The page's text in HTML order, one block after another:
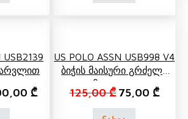
USB2139
price was: 150,00 ₾.
₾Current price is: 100,00 ₾.
US POLO ASSN USB998 V4
Ბიჭის Მაისური Გრძელი
Მკლავით
125,00₾ Original price
75,00 ₾